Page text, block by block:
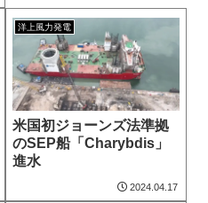
洋上風力発電
米国初ジョーンズ法準拠
のSEP船「Charybdis」
進水
2024.04.17